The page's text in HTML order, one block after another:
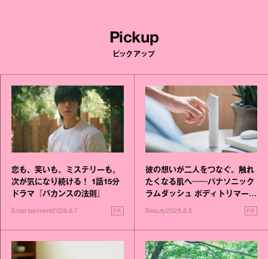
Pickup
ピックアップ
恋も、笑いも、ミステリーも。
次が気になり続ける！ 1話15分
ドラマ『バカンスの法則』
Entertainment2026.8.7 PR
彼の想いが二人をつなぐ。触れ
たくなる肌へ──パナソニック
ラムダッシュ ボディトリマーが
Beauty2026.8.5 PR